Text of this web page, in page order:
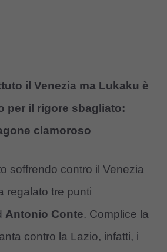
il Venezia ma Lukaku è
per il rigore sbagliato:
clamoroso
soffrendo contro il Venezia
regalato tre punti
Antonio Conte. Complice la
contro la Lazio, infatti, i